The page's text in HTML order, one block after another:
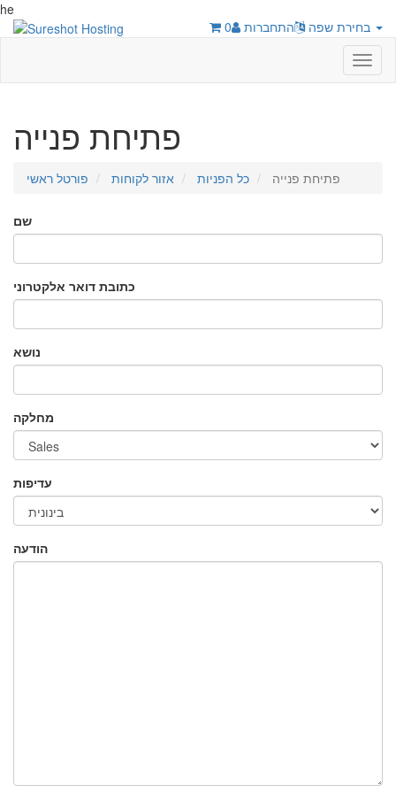
he
התחברות 0
פתיחת פנייה
פורטל ראשי אזור לקוחות כל הפניות פתיחת פנייה
שם
כתובת דואר אלקטרוני
נושא
מחלקה
עדיפות
הודעה